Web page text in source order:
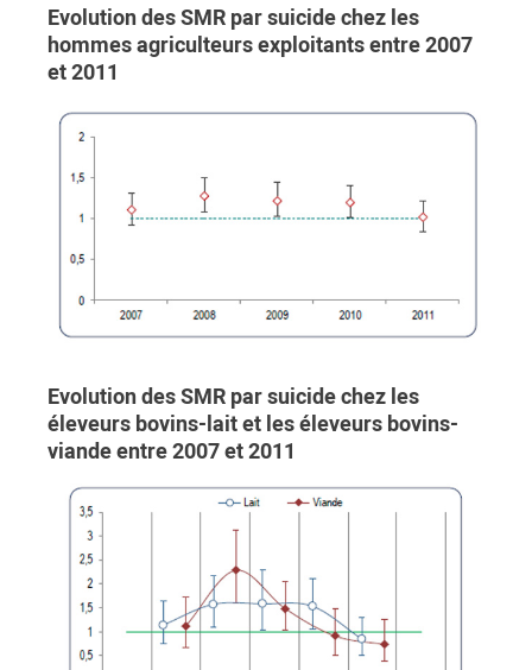
Evolution des SMR par suicide chez les
hommes agriculteurs exploitants entre 2007
et 2011
Evolution des SMR par suicide chez les
éleveurs bovins-lait et les éleveurs bovins-
viande entre 2007 et 2011